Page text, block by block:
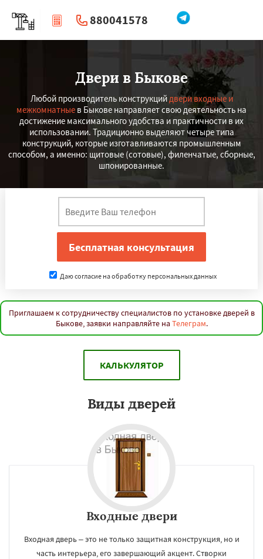
880041578
| Перезвоните мне
Двери в Быкове
Любой производитель конструкцийдвери входные и
межкомнатные в Быкове направляет свою деятельность на
достижение максимального удобства и практичности в их
использовании. Традиционно выделяют четыре типа
конструкций, которые изготавливаются промышленным
способом, а именно: щитовые (сотовые), филенчатые, сборные,
шпонированные.
Даю согласие на обработку персональных данных
Приглашаем к сотрудничеству специалистов по установке дверей в
Быкове, заявки направляйте на Телеграм.
КАЛЬКУЛЯТОР
Виды дверей
Входные двери
Входная дверь – это не только защитная конструкция, но и
часть интерьера, его завершающий акцент. Створки